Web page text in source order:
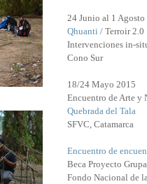
24 Junio al 1 Agosto
Qhuanti / Terroir 2.0
Intervenciones in-
Cono Sur
18/24 Mayo 2015
Encuentro de Arte y
Quebrada del Tala
SFVC, Catamarca
Encuentro de
Beca Proyecto
Fondo Nacional de